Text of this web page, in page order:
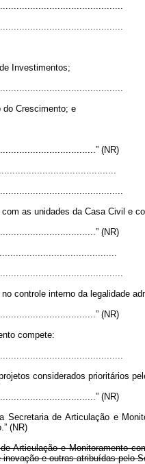
Investimentos;
do Crescimento; e
(NR)
as unidades da Casa Civil e
(NR)
controle interno da legalidade
(NR)
compete:
considerados prioritários
(NR)
Secretaria de Articulação e
(NR)
Articulação e Monitoramento
e outras atribuídas pelo